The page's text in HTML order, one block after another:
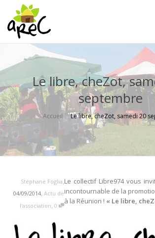
Le libre, cheZot,
septembre
Accueil Le libre, cheZot, samedi 20
Stéphane Foglia,
04/09/2014, Actu de
l'association, 0
Le collectif Libre974 vous
incontournable de la
à la Réunion ! « Le libre,